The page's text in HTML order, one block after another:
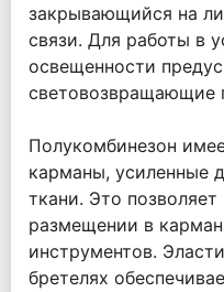
закрывающийся на
связи. Для работы в
освещенности
световозвращающие
Полукомбинезон
карманы, усиленные
ткани. Это
размещении в
инструментов.
бретелях